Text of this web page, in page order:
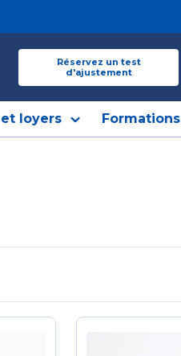
une recherche
Réservez un test
d'ajustement
loyers Formations